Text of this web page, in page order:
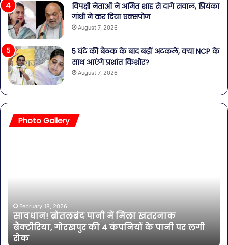
विपक्षी नेताओं ने अमित शाह से दागे सवाल, प्रियंका
गांधी ने कर दिया एक्सपोज
August 7, 2026
5 घंटे की बैठक के बाद बढ़ीं अटकलें, क्या NCP के
साथ आएंगे प्रशांत किशोर?
August 7, 2026
Photo Gallery
की
एक्ट्रेस
भी
शामिल
February 11, 2026
बॉलीवुड की तलाकशुदा हसीनाएं, इतने साल की एक्ट्रेस
भी शामिल